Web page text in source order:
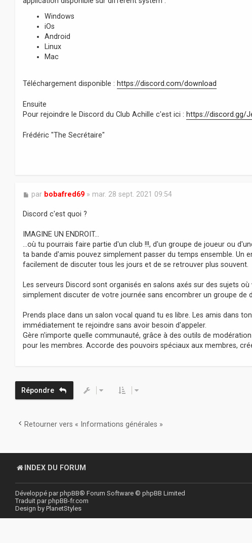
Windows
iOs
Android
Linux
Mac
Téléchargement disponible : https://discord.com/download
Ensuite
Pour rejoindre le Discord du Club Achille c'est ici : https://discord.gg/
Frédéric "The Secrétaire"
M
s
g
e
par bobafred69» mar. 28 sept. 2021 09:54
Discord c'est quoi ?
IMAGINE UN ENDROIT...
…où tu pourrais faire partie d'un club !!!, d'un groupe de joueur ou
ta bande d'amis pouvez simplement passer du temps ensemble. Un
facilement de discuter tous les jours et de se retrouver plus souvent.
Les serveurs Discord sont organisés en salons axés sur des sujets
simplement discuter de votre journée sans encombrer un groupe de
Prends place dans un salon vocal quand tu es libre. Les amis dans
immédiatement te rejoindre sans avoir besoin d'appeler.
Gère n'importe quelle communauté, grâce à des outils de
pour les membres. Accorde des pouvoirs spéciaux aux membres,
Répondre
Retourner vers « Informations générales »
INDEX DU FORUM
Développé parphpBB® Forum Software © phpBB Limited
Traduit parphpBB-fr.com
Design by PlanetStyles